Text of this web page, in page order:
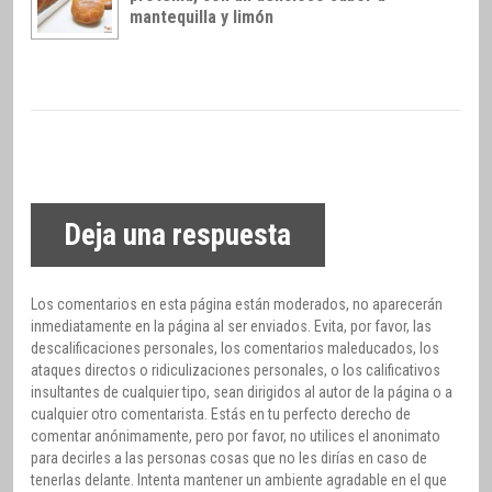
mantequilla y limón
Deja una respuesta
Los comentarios en esta página están moderados, no aparecerán
inmediatamente en la página al ser enviados. Evita, por favor, las
descalificaciones personales, los comentarios maleducados, los
ataques directos o ridiculizaciones personales, o los calificativos
insultantes de cualquier tipo, sean dirigidos al autor de la página o a
cualquier otro comentarista. Estás en tu perfecto derecho de
comentar anónimamente, pero por favor, no utilices el anonimato
para decirles a las personas cosas que no les dirías en caso de
tenerlas delante. Intenta mantener un ambiente agradable en el que